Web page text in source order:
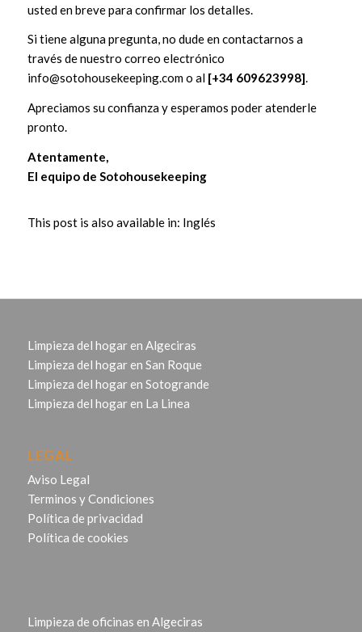
usted en breve para confirmar los detalles.
Si tiene alguna pregunta, no dude en contactarnos a
través de nuestro correo electrónico
info@sotohousekeeping.como al [+34 609623998].
Apreciamos su confianza y esperamos poder atenderle
pronto.
Atentamente,
El equipo de Sotohousekeeping
This post is also available in: Inglés
Limpieza del hogar en Algeciras
Limpieza del hogar en San Roque
Limpieza del hogar en Sotogrande
Limpieza del hogar en La Linea
LEGAL
Aviso Legal
Terminos y Condiciones
Política de privacidad
Política de cookies
Limpieza de oficinas en Algeciras